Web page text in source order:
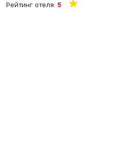
Рейтинг отеля: 5